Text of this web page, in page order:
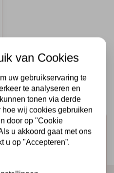
en nieuwe producten
van Cookies
uw gebruikservaring te
te analyseren en
tonen via derde
hoe wij cookies gebruiken
door op "Cookie
u akkoord gaat met ons
u op "Accepteren”.